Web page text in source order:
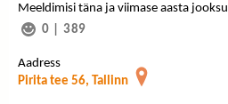
Meeldimisi täna ja viimase aasta jooksul
0
389
Aadress
Pirita tee 56, Tallinn